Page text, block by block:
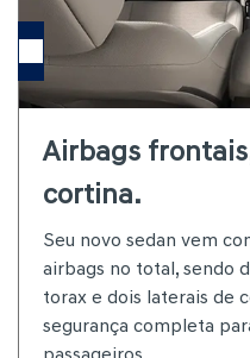
Airbags
cortina.
Seu novo sedan vem
airbags no total, sendo
torax e dois laterais de
segurança completa